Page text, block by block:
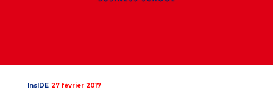
InsIDE 27 février 2017